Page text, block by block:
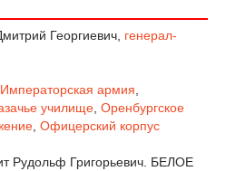
Георгиевич, генерал-
армия
училище Оренбургское
Офицерский корпус
Рудольф Григорьевич. БЕЛОЕ